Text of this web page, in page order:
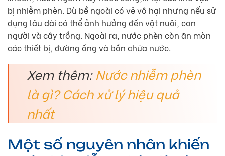
bị nhiễm phèn. Dù bề ngoài có vẻ vô hại nhưng nếu sử
dụng lâu dài có thể ảnh hưởng đến vật nuôi, con
người và cây trồng. Ngoài ra, nước phèn còn ăn mòn
các thiết bị, đường ống và bồn chứa nước.
Xem thêm:Nước nhiễm phèn
là gì? Cách xử lý hiệu quả
nhất
Một số nguyên nhân khiến